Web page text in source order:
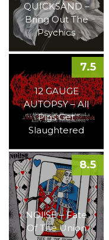
QUICKSAND –
Bring Out The
Psychics
12 GAUGE
AUTOPSY – All
Pigs Get
Slaughtered
7.5
NOI!SE – Fate
Of The Union
8.5